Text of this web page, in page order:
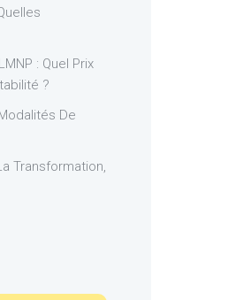
: Quel Prix
?
De
Transformation,